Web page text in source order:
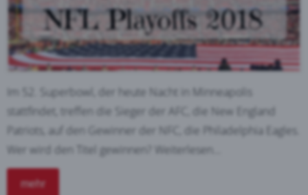
Im 52. Superbowl, der heute Nacht in Minneapolis
stattfindet, treffen die Sieger der AFC, die New England
Patriots, auf den Gewinner der NFC, die Philadelphia Eagles.
Wer wird den Titel gewinnen? Weiterlesen...
mehr